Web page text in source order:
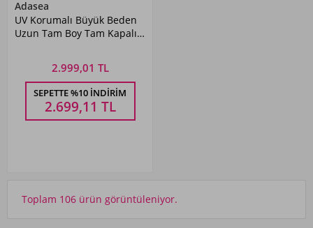
Adasea
UV Korumalı Büyük Beden
Uzun Tam Boy Tam Kapalı
2.999,01 TL
SEPETTE %10 İNDIRIM
2.699,11 TL
Toplam 106 ürün görüntüleniyor.